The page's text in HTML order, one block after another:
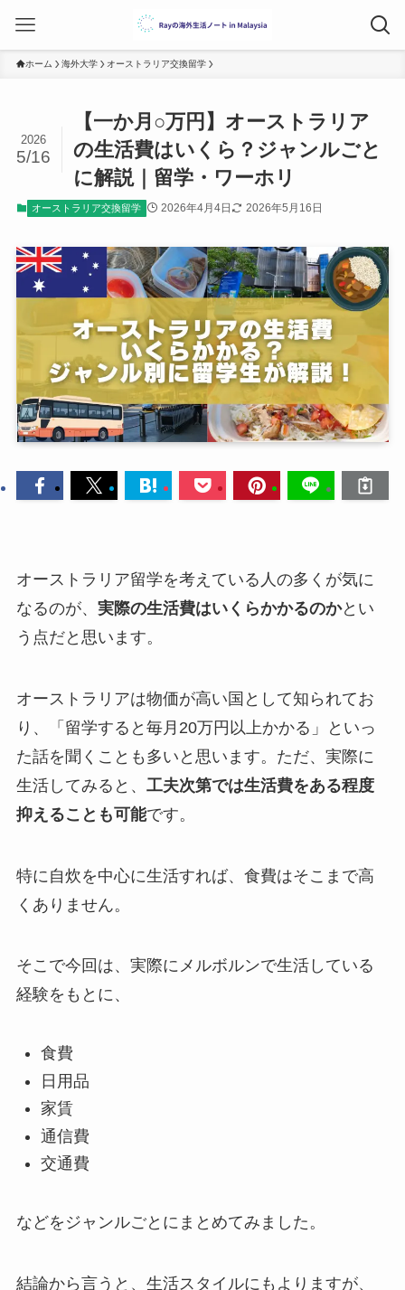
ホーム 海外大学 オーストラリア交換留学
【一か月○万円】オーストラリア
の生活費はいくら？ジャンルごと
に解説｜留学・ワーホリ
2026
5/16
オーストラリア交換留学 2026年4月4日 2026年5月16日
オーストラリア留学を考えている人の多くが気に
なるのが、 実際の生活費はいくらかかるのかとい
う点だと思います。
オーストラリアは物価が高い国として知られてお
り、「留学すると毎月20万円以上かかる」といっ
た話を聞くことも多いと思います。ただ、実際に
生活してみると、 工夫次第では生活費をある程度
抑えることも可能です。
特に自炊を中心に生活すれば、食費はそこまで高
くありません。
そこで今回は、実際にメルボルンで生活している
経験をもとに、
食費
日用品
家賃
通信費
交通費
などをジャンルごとにまとめてみました。
結論から言うと、生活スタイルにもよりますが、